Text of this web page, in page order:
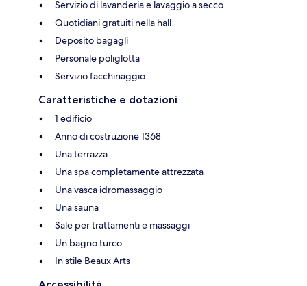
Servizio di lavanderia e lavaggio a secco
Quotidiani gratuiti nella hall
Deposito bagagli
Personale poliglotta
Servizio facchinaggio
Caratteristiche e dotazioni
1 edificio
Anno di costruzione 1368
Una terrazza
Una spa completamente attrezzata
Una vasca idromassaggio
Una sauna
Sale per trattamenti e massaggi
Un bagno turco
In stile Beaux Arts